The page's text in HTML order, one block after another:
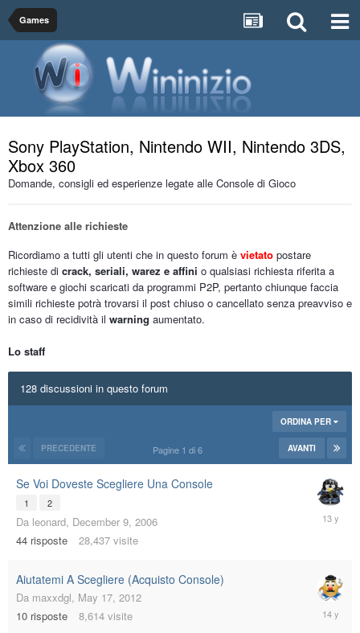
Games
Sony PlayStation, Nintendo WII, Nintendo 3DS,
Xbox 360
Domande, consigli ed esperienze legate alle Console di Gioco
Attenzione alle richieste
Ricordiamo a tutti gli utenti che in questo forum è vietato postare
richieste di crack, seriali, warez e affini o qualsiasi richiesta riferita a
software e giochi scaricati da programmi P2P, pertanto chiunque faccia
simili richieste potrà trovarsi il post chiuso o cancellato senza preavviso e
in caso di recidività il warning aumentato.
Lo staff
128 discussioni in questo forum
ORDINA PER
PRECEDENTE AVANTI
Pagine 1 di 6
Se Voi Doveste Scegliere Una Console
1 2
Da leonard, December 9, 2006
44 risposte 28,437 visite
January
7,
Aiutatemi A Scegliere (Acquisto Console)
Da maxxdgl, May 17, 2012
10 risposte 8,614 visite
May
21,